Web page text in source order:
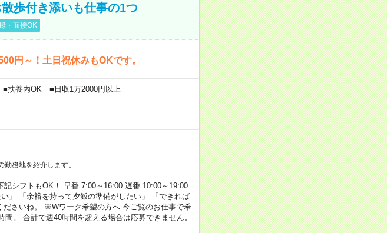
歩付き添いも仕事の1つ
・面接OK
円～！土日祝休みもOKです。
扶養内OK ■日収1万2000円以上
務地を紹介します。
シフトもOK！ 早番 7:00～16:00 遅番 10:00～19:00
」 「余裕を持って夕飯の準備がしたい」 「できれば
さいね。 ※Wワーク希望の方へ 今ご覧のお仕事で希
。 合計で週40時間を超える場合は応募できません。